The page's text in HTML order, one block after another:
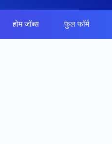
होम जॉब्स फुल फॉर्म